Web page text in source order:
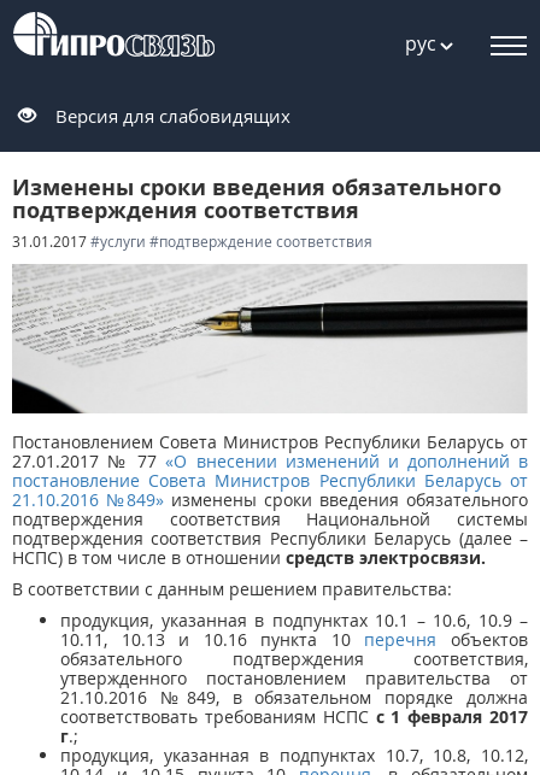
рус
Версия для слабовидящих
Изменены сроки введения обязательного
подтверждения соответствия
31.01.2017#услуги #подтверждение соответствия
Постановлением Совета Министров Республики Беларусь от
27.01.2017 № 77«О внесении изменений и дополнений в
постановление Совета Министров Республики Беларусь от
21.10.2016 №849» изменены сроки введения обязательного
подтверждения соответствия Национальной системы
подтверждения соответствия Республики Беларусь (далее –
НСПС) в том числе в отношении средств электросвязи.
В соответствии с данным решением правительства:
продукция, указанная в подпунктах 10.1 – 10.6, 10.9 –
10.11, 10.13 и 10.16 пункта 10 перечня объектов
обязательного подтверждения соответствия,
утвержденного постановлением правительства от
21.10.2016 №849, в обязательном порядке должна
соответствовать требованиям НСПС с 1 февраля 2017
г.;
продукция, указанная в подпунктах 10.7, 10.8, 10.12,